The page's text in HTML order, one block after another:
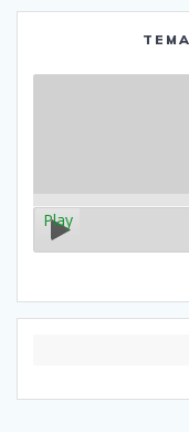
Play